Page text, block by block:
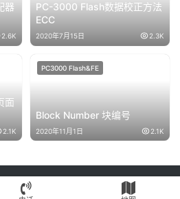
器
2.6K
PC-3000 Flash数据校正方法
ECC
2020年7月15日 2.3K
面
2.1K
Block Number 块编号
2020年11月1日 2.1K
PC3000 Flash&FE
子市场盘首电子商行 版权所有